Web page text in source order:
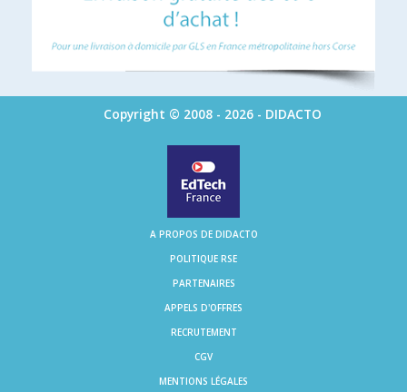
Copyright © 2008 - 2026 - DIDACTO
A PROPOS DE DIDACTO
POLITIQUE RSE
PARTENAIRES
APPELS D'OFFRES
RECRUTEMENT
CGV
MENTIONS LÉGALES